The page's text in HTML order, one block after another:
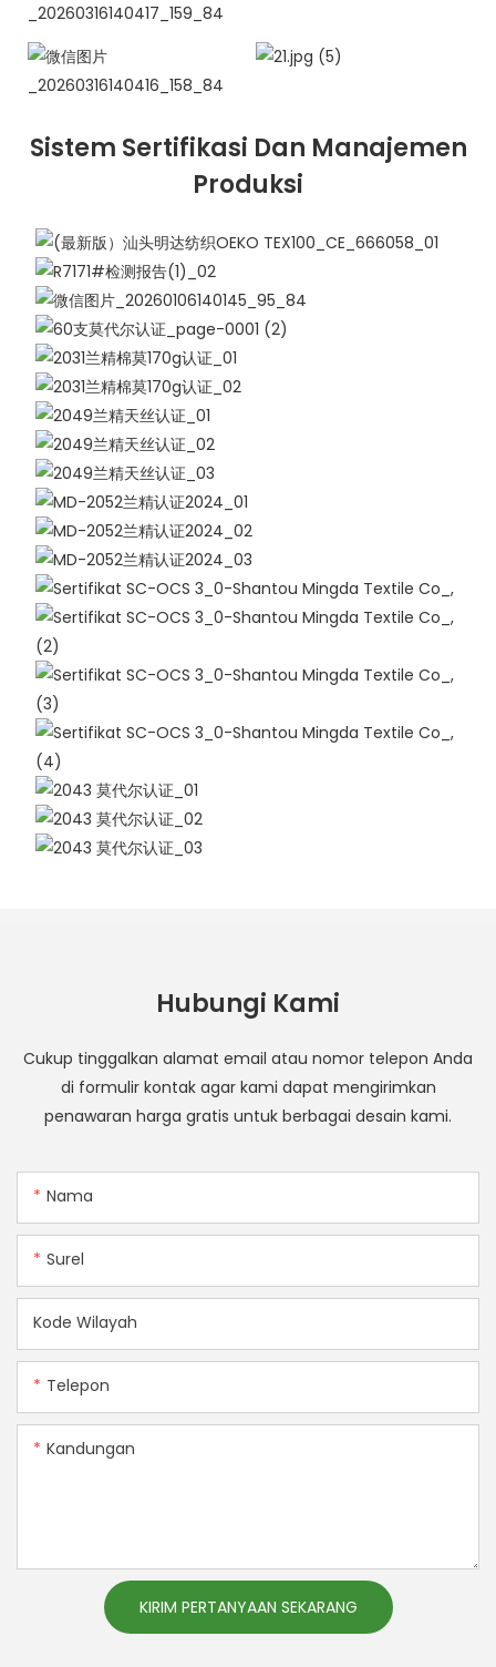
Sistem Sertifikasi Dan Manajemen
Produksi
Hubungi Kami
Cukup tinggalkan alamat email atau nomor telepon Anda
di formulir kontak agar kami dapat mengirimkan
penawaran harga gratis untuk berbagai desain kami.
Nama
Surel
Kode Wilayah
Telepon
Kandungan
KIRIM PERTANYAAN SEKARANG